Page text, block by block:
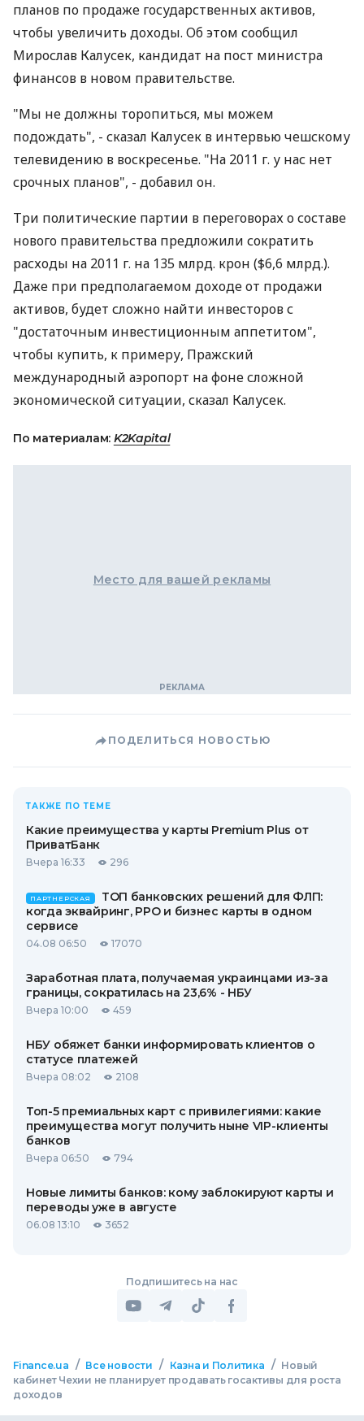
планов по продаже государственных активов,
чтобы увеличить доходы. Об этом сообщил
Мирослав Калусек, кандидат на пост министра
финансов в новом правительстве.
"Мы не должны торопиться, мы можем
подождать", - сказал Калусек в интервью чешскому
телевидению в воскресенье. "На 2011 г. у нас нет
срочных планов", - добавил он.
Три политические партии в переговорах о составе
нового правительства предложили сократить
расходы на 2011 г. на 135 млрд. крон ($6,6 млрд.).
Даже при предполагаемом доходе от продажи
активов, будет сложно найти инвесторов с
"достаточным инвестиционным аппетитом",
чтобы купить, к примеру, Пражский
международный аэропорт на фоне сложной
экономической ситуации, сказал Калусек.
По материалам: K2Kapital
Место для вашей рекламы
ПОДЕЛИТЬСЯ НОВОСТЬЮ
ТАКЖЕ ПО ТЕМЕ
Какие преимущества у карты Premium Plus от
ПриватБанк
Вчера 16:33 296
ПАРТНЕРСКАЯ
ТОП банковских решений для ФЛП:
когда эквайринг, РРО и бизнес карты в одном
сервисе
04.08 06:50 17070
Заработная плата, получаемая украинцами из-за
границы, сократилась на 23,6% - НБУ
Вчера 10:00 459
НБУ обяжет банки информировать клиентов о
статусе платежей
Вчера 08:02 2108
Топ-5 премиальных карт с привилегиями: какие
преимущества могут получить ныне VIP-клиенты
банков
Вчера 06:50 794
Новые лимиты банков: кому заблокируют карты и
переводы уже в августе
06.08 13:10 3652
Подпишитесь на нас
Finance.ua / Все новости / Казна и Политика / Новый
кабинет Чехии не планирует продавать госактивы для роста
доходов